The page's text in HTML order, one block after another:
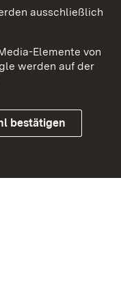
ausschließlich
Elemente von
werden auf der
bestätigen